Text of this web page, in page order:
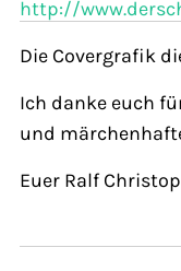
http://
Die Covergrafik
Ich danke euch
und
Euer Ralf